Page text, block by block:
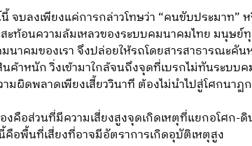
จบลงเพียงแค่การกล่าวโทษว่า “คนขับประมาท”
สะท้อนความล้มเหลวของระบบคมนาคมไทย มนุษ
าคมของเรา จึงปล่อยให้รถโดยสารสาธารณะคัน
นค้าหนัก วิ่งเข้ามาใกล้จนถึงจุดที่เบรกไม่ทันระบ
ดพลาดเพียงเสี้ยววินาที ต้องไม่นําไปสู่โศกนาฏ
คือส่วนที่มีความเสี่ยงสูงจุดเกิดเหตุที่แยกอโศก-ดิ
อพื้นที่เสี่ยงที่อาจมีอัตราการเกิดอุบัติเหตุสูง